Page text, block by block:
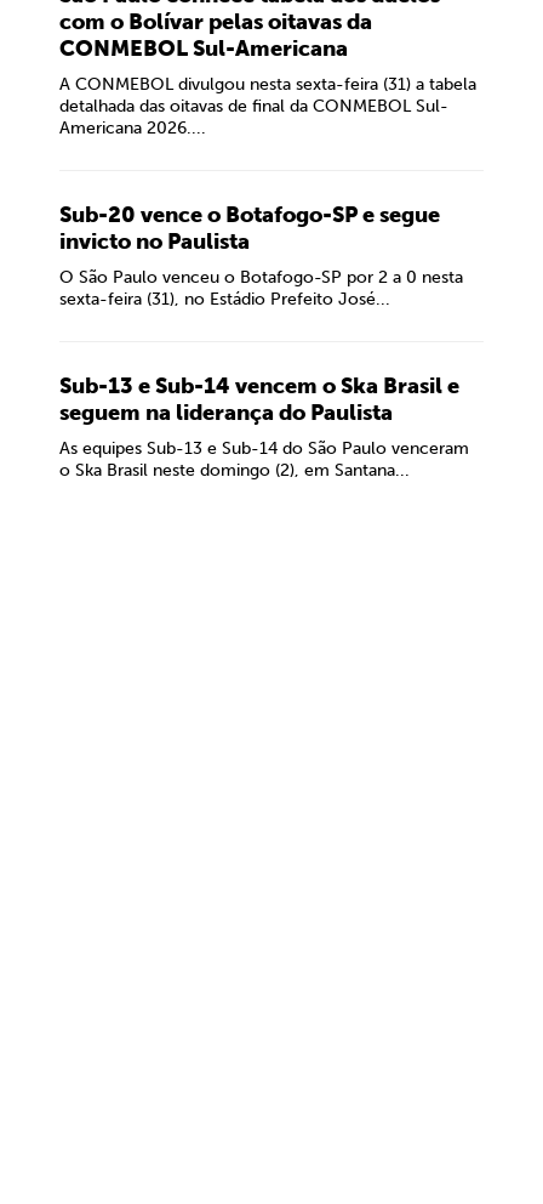
com o Bolívar pelas oitavas da
CONMEBOL Sul-Americana
A CONMEBOL divulgou nesta sexta-feira (31) a tabela
detalhada das oitavas de final da CONMEBOL Sul-
Americana 2026....
Sub-20 vence o Botafogo-SP e segue
invicto no Paulista
O São Paulo venceu o Botafogo-SP por 2 a 0 nesta
sexta-feira (31), no Estádio Prefeito José...
Sub-13 e Sub-14 vencem o Ska Brasil e
seguem na liderança do Paulista
As equipes Sub-13 e Sub-14 do São Paulo venceram
o Ska Brasil neste domingo (2), em Santana...